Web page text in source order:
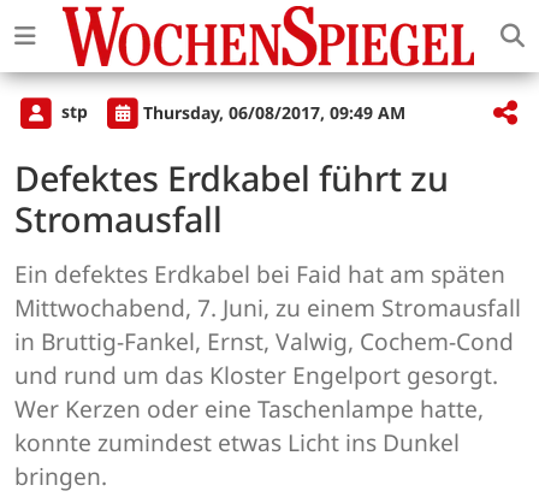
stp Thursday, 06/08/2017, 09:49 AM
Defektes Erdkabel führt zu
Stromausfall
Ein defektes Erdkabel bei Faid hat am späten
Mittwochabend, 7. Juni, zu einem Stromausfall
in Bruttig-Fankel, Ernst, Valwig, Cochem-Cond
und rund um das Kloster Engelport gesorgt.
Wer Kerzen oder eine Taschenlampe hatte,
konnte zumindest etwas Licht ins Dunkel
bringen.